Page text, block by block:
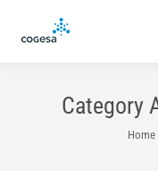
Category
You
Home